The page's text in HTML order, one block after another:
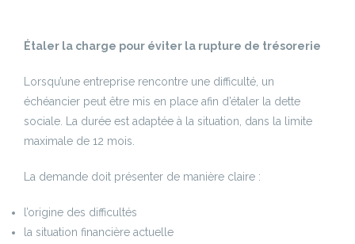
Étaler la charge pour éviter la rupture de trésorerie
Lorsqu’une entreprise rencontre une difficulté, un
échéancier peut être mis en place afin d’étaler la dette
sociale. La durée est adaptée à la situation, dans la limite
maximale de 12 mois.
La demande doit présenter de manière claire :
l’origine des difficultés
la situation financière actuelle